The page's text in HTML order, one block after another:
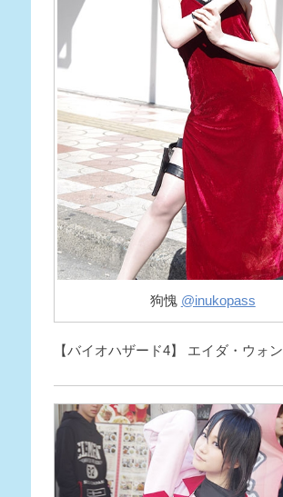
狗愧 @inukopass
【バイオハザード4】 エイダ・ウォン